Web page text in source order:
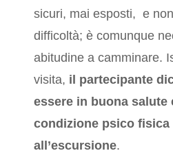
sicuri, mai esposti, e
difficoltà; è comunque
abitudine a camminare.
visita, il partecipante
essere in buona salute
condizione psico fisica
all’escursione.